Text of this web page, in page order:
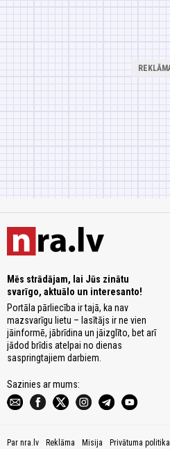
Mēs strādājam, lai Jūs zinātu
svarīgo, aktuālo un interesanto!
Portāla pārliecība ir tajā, ka nav
mazsvarīgu lietu – lasītājs ir ne vien
jāinformē, jābrīdina un jāizglīto, bet arī
jādod brīdis atelpai no dienas
saspringtajiem darbiem.
Sazinies ar mums:
Par nra.lv Reklāma Misija Privātuma politika